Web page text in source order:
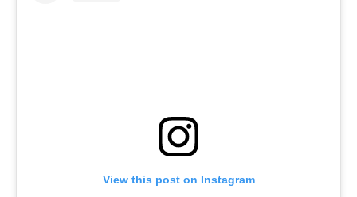
View this post on Instagram